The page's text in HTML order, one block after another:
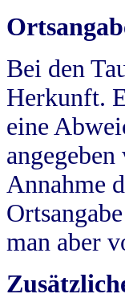
Bei den
Herkunft.
eine
Annahme
man aber